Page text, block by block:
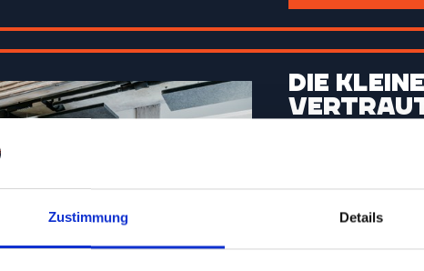
Zustimmung Details
– Konferenzräume für
Harburg
gut ausgestattete Tagungsräume in
Konferenzzentrum in Harburg bieten die Räume
Die
Perfekt für
2 bis 10